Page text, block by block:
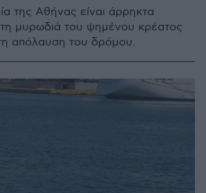
της Αθήνας είναι άρρηκτα
μυρωδιά του ψημένου κρέατος
απόλαυση του δρόμου.